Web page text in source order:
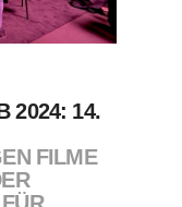
2024: 14.
FILME